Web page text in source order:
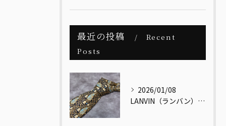
最近の投稿
Recent
Posts
2026/01/08
LANVIN（ランバン）｜メンズヴィンテージの視点で読み解く、最古のクチュールメゾン